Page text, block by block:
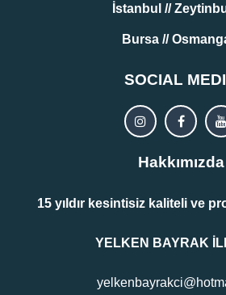
İstanbul //
Bursa //
SOCIAL
Hakkımızda
15 yıldır kesintisiz kaliteli ve
YELKEN BAYRAK